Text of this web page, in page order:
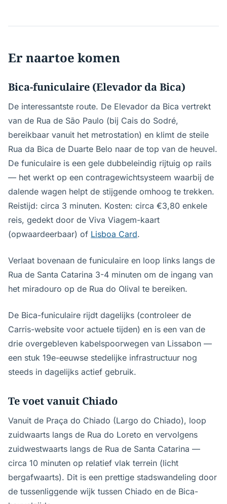
Er naartoe komen
Bica-funiculaire (Elevador da Bica)
De interessantste route. De Elevador da Bica vertrekt
van de Rua de São Paulo (bij Cais do Sodré,
bereikbaar vanuit het metrostation) en klimt de steile
Rua da Bica de Duarte Belo naar de top van de heuvel.
De funiculaire is een gele dubbeleindig rijtuig op rails
— het werkt op een contragewichtsysteem waarbij de
dalende wagen helpt de stijgende omhoog te trekken.
Reistijd: circa 3 minuten. Kosten: circa €3,80 enkele
reis, gedekt door de Viva Viagem-kaart
(opwaardeerbaar) of Lisboa Card.
Verlaat bovenaan de funiculaire en loop links langs de
Rua de Santa Catarina 3-4 minuten om de ingang van
het miradouro op de Rua do Olival te bereiken.
De Bica-funiculaire rijdt dagelijks (controleer de
Carris-website voor actuele tijden) en is een van de
drie overgebleven kabelspoorwegen van Lissabon —
een stuk 19e-eeuwse stedelijke infrastructuur nog
steeds in dagelijks actief gebruik.
Te voet vanuit Chiado
Vanuit de Praça do Chiado (Largo do Chiado), loop
zuidwaarts langs de Rua do Loreto en vervolgens
zuidwestwaarts langs de Rua de Santa Catarina —
circa 10 minuten op relatief vlak terrein (licht
bergafwaarts). Dit is een prettige stadswandeling door
de tussenliggende wijk tussen Chiado en de Bica-